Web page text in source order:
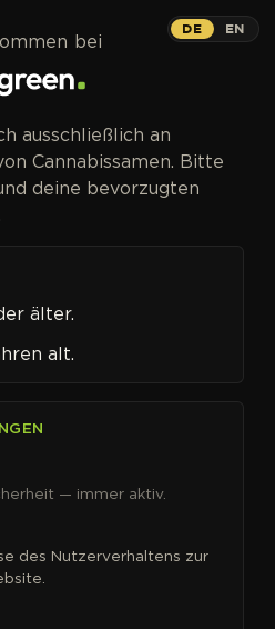
DE EN
bei
ausschließlich an
Cannabissamen. Bitte
deine bevorzugten
älter.
alt.
— immer aktiv.
des Nutzerverhaltens zur